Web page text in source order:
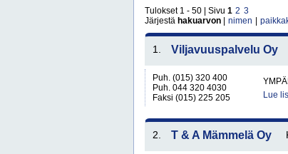
Tulokset 1 - 50 | Sivu 1 2 3
Järjestä hakuarvon nimen
1. Viljavuuspalvelu Oy
Puh. (015) 320 400
Puh. 044 320 4030
Faksi (015) 225 205
Lue
2. T & A Mämmelä Oy